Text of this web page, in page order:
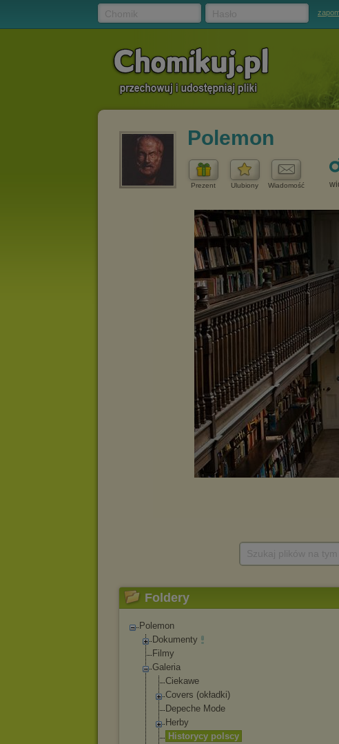
Polemon
Prezent Ulubiony Wiadomość
Foldery
Polemon
Dokumenty
Filmy
Galeria
Ciekawe
Covers (okładki)
Depeche Mode
Herby
Historycy polscy